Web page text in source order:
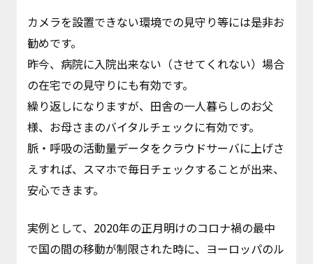
カメラを設置できない環境での見守り等には是非お
勧めです。
昨今、病院に入院出来ない（させてくれない）場合
の在宅での見守りにも有効です。
繰り返しになりますが、田舎の一人暮らしのお父
様、お母さまのバイタルチェックに有効です。
脈・呼吸の活動量データをクラウドサーバに上げさ
えすれば、スマホで毎日チェックすることが出来、
安心できます。
実例として、2020年の正月明けのコロナ禍の最中
で国の間の移動が制限された時に、ヨーロッパのル